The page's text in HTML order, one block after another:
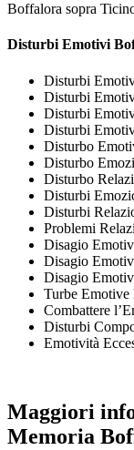
Boffalora sopra
Disturbi Emotivi
Disturbi
Disturbi
Disturbi
Disturbi
Disturbo
Disturbo
Disturbo
Disturbi
Disturbi
Problemi
Disagio
Disagio
Disagio
Turbe
Combattere
Disturbi
Emotività
Maggiori
Memoria